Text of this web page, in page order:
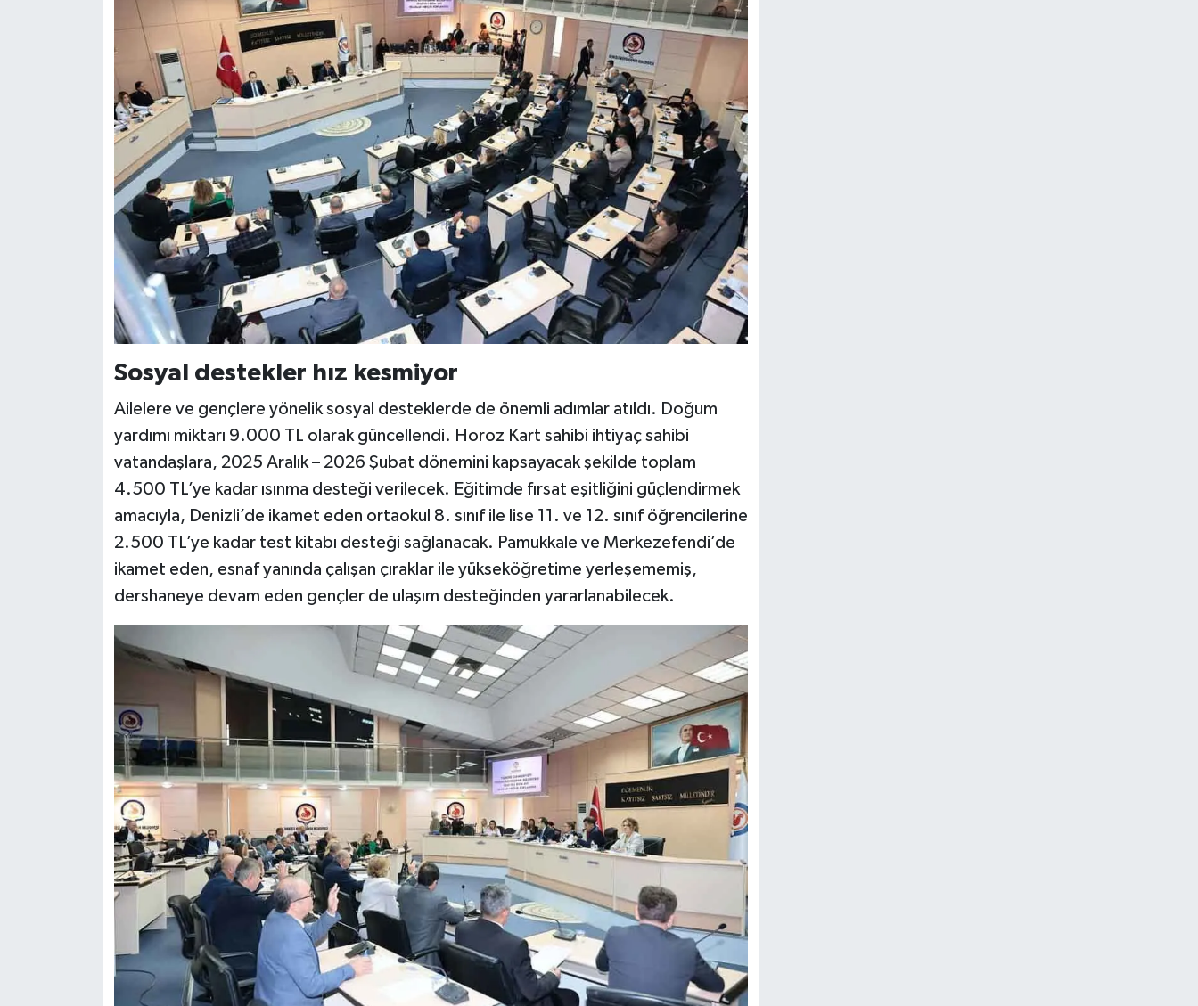
Sosyal destekler hız kesmiyor
Ailelere ve gençlere yönelik sosyal desteklerde de önemli adımlar atıldı. Doğum
yardımı miktarı 9.000 TL olarak güncellendi. Horoz Kart sahibi ihtiyaç sahibi
vatandaşlara, 2025 Aralık – 2026 Şubat dönemini kapsayacak şekilde toplam
4.500 TL’ye kadar ısınma desteği verilecek. Eğitimde fırsat eşitliğini güçlendirmek
amacıyla, Denizli’de ikamet eden ortaokul 8. sınıf ile lise 11. ve 12. sınıf öğrencilerine
2.500 TL’ye kadar test kitabı desteği sağlanacak. Pamukkale ve Merkezefendi’de
ikamet eden, esnaf yanında çalışan çıraklar ile yükseköğretime yerleşememiş,
dershaneye devam eden gençler de ulaşım desteğinden yararlanabilecek.